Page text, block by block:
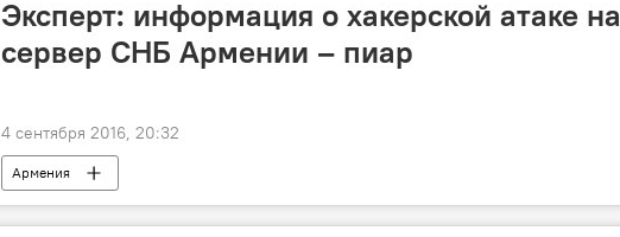
Эксперт: информация о хакерской атаке на
сервер СНБ Армении – пиар
4 сентября 2016, 20:32
Армения